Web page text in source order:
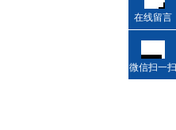
在线留言
微信扫一扫